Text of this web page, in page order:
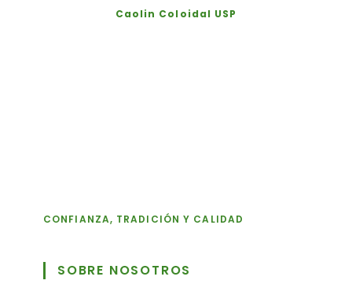
Caolin Coloidal USP
CONFIANZA, TRADICIÓN Y CALIDAD
SOBRE NOSOTROS